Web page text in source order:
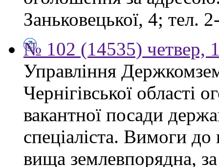
Заньковецької, 4; тел.
№ 102 (14535) четвер,
Управління
Чернігівської області
вакантної посади
спеціаліста. Вимоги до
вища землевпорядна,